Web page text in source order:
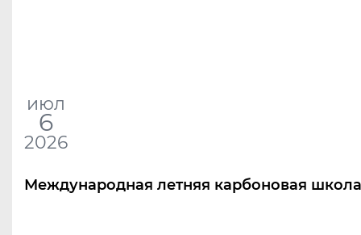
июл
6
2026
Международная летняя карбоновая школа